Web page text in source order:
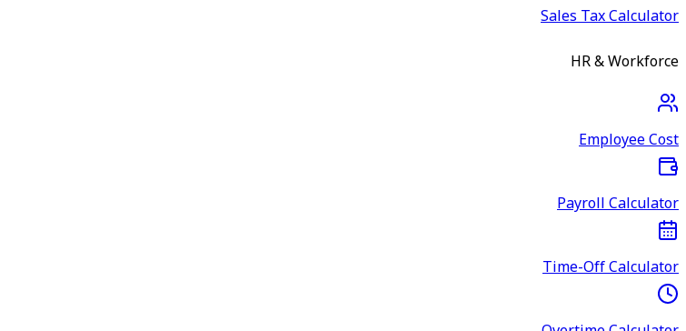
Sales Tax Calculator
HR & Workforce
Employee Cost
Payroll Calculator
Time-Off Calculator